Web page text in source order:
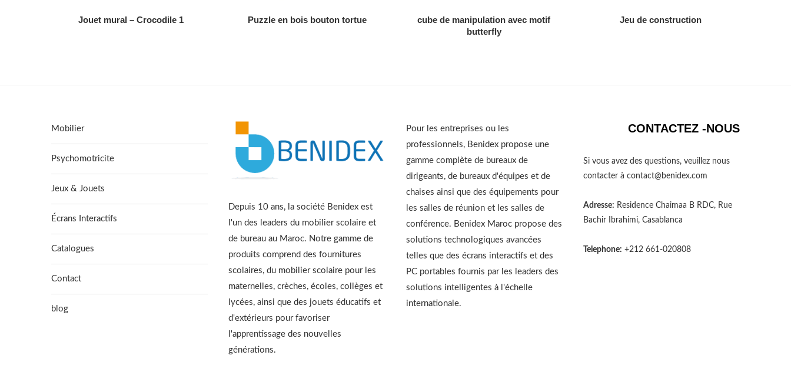
AJOUTER AU DEVIS
Jouet mural – Crocodile 1 AJOUTER AU DEVIS
Puzzle en bois bouton tortue AJOUTER AU DEVIS
cube de manipulation avec motif
butterfly
AJOUTER AU DEVIS
Jeu de construction
Mobilier
Psychomotricite
Jeux & Jouets
Écrans Interactifs
Catalogues
Contact
blog
Depuis 10 ans, la société Benidex est
l'un des leaders du mobilier scolaire et
de bureau au Maroc. Notre gamme de
produits comprend des fournitures
scolaires, du mobilier scolaire pour les
maternelles, crèches, écoles, collèges et
lycées, ainsi que des jouets éducatifs et
d'extérieurs pour favoriser
l'apprentissage des nouvelles
générations.
Pour les entreprises ou les
professionnels, Benidex propose une
gamme complète de bureaux de
dirigeants, de bureaux d'équipes et de
chaises ainsi que des équipements pour
les salles de réunion et les salles de
conférence. Benidex Maroc propose des
solutions technologiques avancées
telles que des écrans interactifs et des
PC portables fournis par les leaders des
solutions intelligentes à l'échelle
internationale.
CONTACTEZ -NOUS
Si vous avez des questions, veuillez nous
contacter à contact@benidex.com
Adresse: Residence Chaimaa B RDC, Rue
Bachir Ibrahimi, Casablanca
Telephone: +212 661-020808